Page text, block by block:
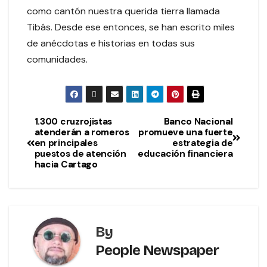
como cantón nuestra querida tierra llamada
Tibás. Desde ese entonces, se han escrito miles
de anécdotas e historias en todas sus
comunidades.
Banco Nacional
promueve una fuerte
estrategia de
educación financiera
1.300 cruzrojistas
atenderán a romeros
en principales
puestos de atención
hacia Cartago
By
People Newspaper